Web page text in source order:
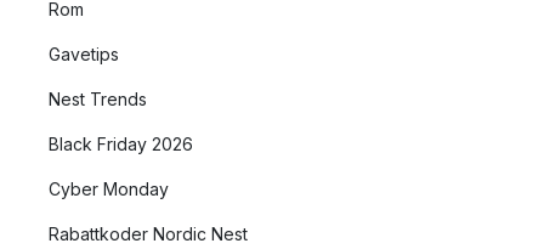
Rom
Gavetips
Nest Trends
Black Friday 2026
Cyber Monday
Rabattkoder Nordic Nest